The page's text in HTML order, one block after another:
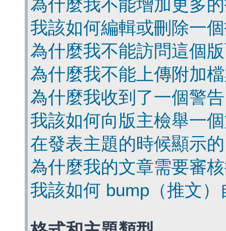
為什麼我不能增加更多
我該如何編輯或刪除一
為什麼我不能訪問這個
為什麼我不能上傳附加
為什麼我收到了一個警
我該如何向版主檢舉一
在發表主題的時候顯示
為什麼我的文章需要審
我該如何 bump（推文